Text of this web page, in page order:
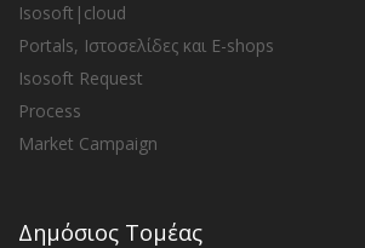
Isosoft|cloud
Portals, Ιστοσελίδες και E-shops
Isosoft Request
Process
Market Campaign
Δημόσιος Τομέας